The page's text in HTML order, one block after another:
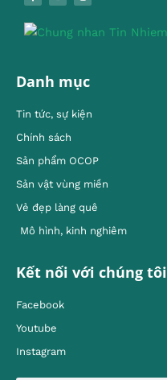
Danh mục
Tin tức, sự kiện
Chính sách
Sản phẩm OCOP
Sản vật vùng miền
Vẻ đẹp làng quê
Mô hình, kinh nghiêm
Kết nối với chúng tôi
Facebook
Youtube
Instagram